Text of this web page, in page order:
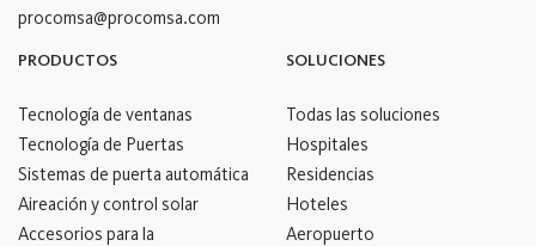
procomsa@procomsa.com
PRODUCTOS
Tecnología de ventanas
Tecnología de Puertas
Sistemas de puerta automática
Aireación y control solar
Accesorios para la
SOLUCIONES
Todas las soluciones
Hospitales
Residencias
Hoteles
Aeropuerto